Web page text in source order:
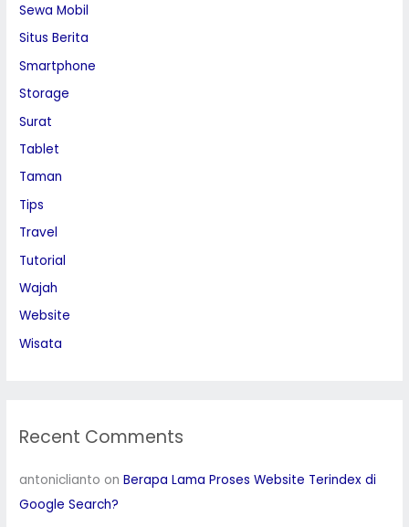
Sewa Mobil
Situs Berita
Smartphone
Storage
Surat
Tablet
Taman
Tips
Travel
Tutorial
Wajah
Website
Wisata
Recent Comments
antoniclianto onBerapa Lama Proses Website Terindex di
Google Search?